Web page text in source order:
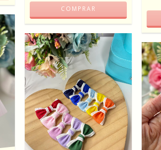
COMPRAR